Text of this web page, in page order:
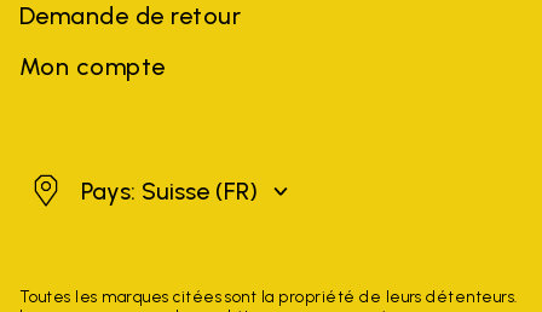
Demande de retour
Mon compte
SuissePays: Suisse (FR)
Toutes les marques citées sont la propriété de leurs détenteurs.